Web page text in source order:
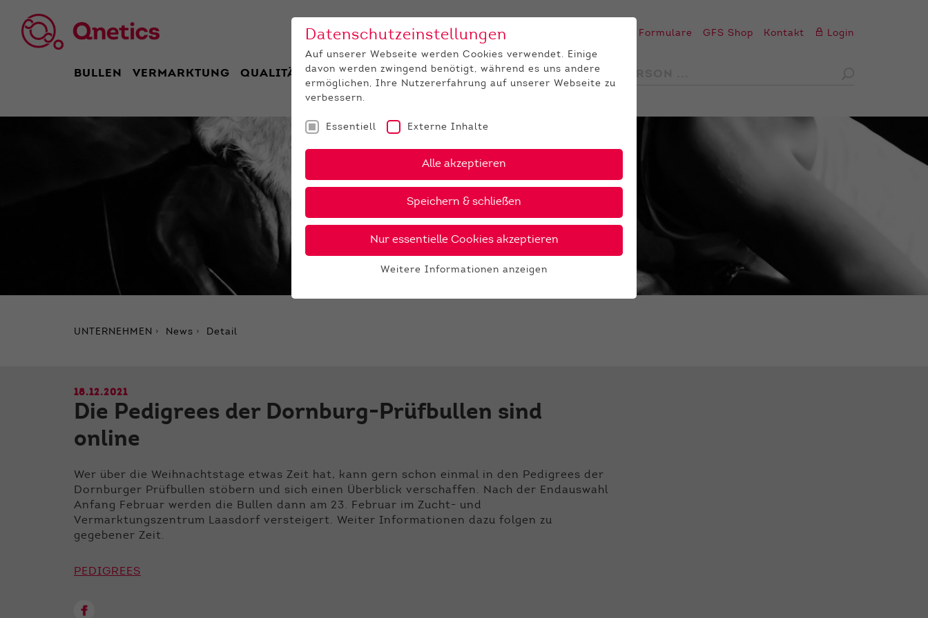
Formulare GFS Shop Kontakt Login
BULLEN VERMARKTUNG QUALITÄT JUNGZÜCHTER
UNTERNEHMEN News Detail
18.12.2021
Die Pedigrees der Dornburg-Prüfbullen sind
online
Wer über die Weihnachtstage etwas Zeit hat, kann gern schon einmal in den Pedigrees der
Dornburger Prüfbullen stöbern und sich einen Überblick verschaffen. Nach der Endauswahl
Anfang Februar werden die Bullen dann am 23. Februar im Zucht- und
Vermarktungszentrum Laasdorf versteigert. Weiter Informationen dazu folgen zu
gegebener Zeit.
PEDIGREES
Datenschutzeinstellungen
Auf unserer Webseite werden Cookies verwendet. Einige
davon werden zwingend benötigt, während es uns andere
ermöglichen, Ihre Nutzererfahrung auf unserer Webseite zu
verbessern.
Essentiell Externe Inhalte
Alle akzeptieren
Speichern & schließen
Nur essentielle Cookies akzeptieren
Laufzeit 1 Jahr
Wir verwenden auf unserer Website externe Inhalte, um
Ihnen zusätzliche Informationen anzubieten.
Weitere Informationen anzeigen